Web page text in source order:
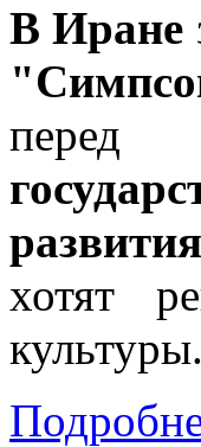
В Иране
перед
хотят
культуры.